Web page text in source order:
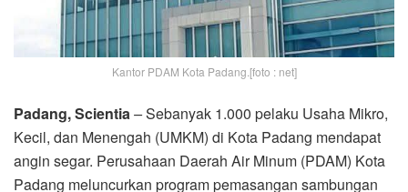
Kantor PDAM Kota Padang.[foto : net]
Padang, Scientia–Sebanyak 1.000 pelaku Usaha Mikro,
Kecil, dan Menengah (UMKM) di Kota Padang mendapat
angin segar. Perusahaan Daerah Air Minum (PDAM) Kota
Padang meluncurkan program pemasangan sambungan